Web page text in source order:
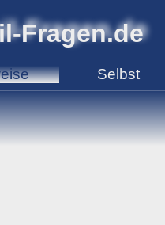
Fragen.de
Selbst